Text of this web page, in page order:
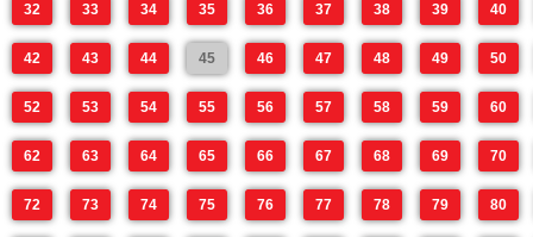
32 33 34 35 36 37 38 39 40
42 43 44 45 46 47 48 49 50
52 53 54 55 56 57 58 59 60
62 63 64 65 66 67 68 69 70
72 73 74 75 76 77 78 79 80